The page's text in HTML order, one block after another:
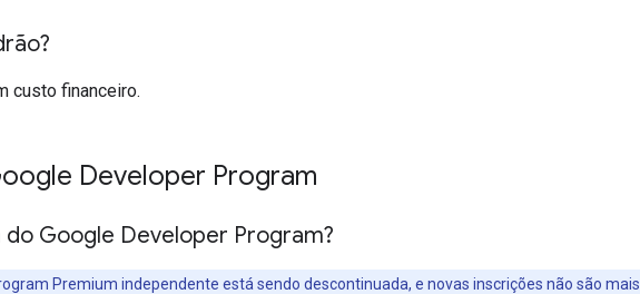
custo financeiro.
Developer Program
Google Developer Program?
Premium independente está sendo descontinuada, e novas inscrições não são mais